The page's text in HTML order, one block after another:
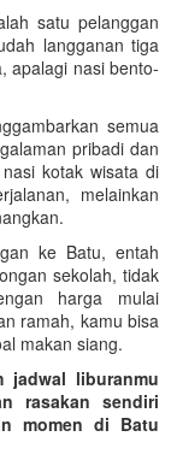
satu pelanggan
langganan tiga
apalagi nasi bento-
semua
pribadi dan
kotak wisata di
melainkan
ke Batu, entah
sekolah, tidak
harga mulai
ramah, kamu bisa
makan siang.
jadwal liburanmu
rasakan sendiri
momen di Batu